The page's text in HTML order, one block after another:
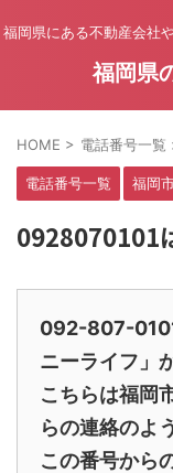
福岡県にある不動産会社
福岡県
HOME > 電話番号一覧
電話番号一覧 福岡
0928070101
092-807-
ニーライフ」
こちらは福岡
らの連絡のよ
この番号から